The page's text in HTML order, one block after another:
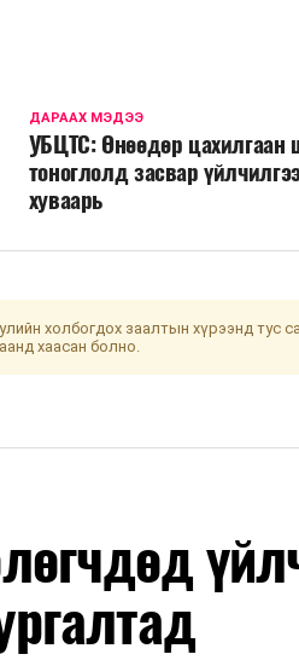
ДАРААХ МЭДЭЭ
УБЦТС: Өнөөдөр цахилгаан
тоноглолд засвар
хуваарь
холбогдох заалтын хүрээнд тус
хаасан болно.